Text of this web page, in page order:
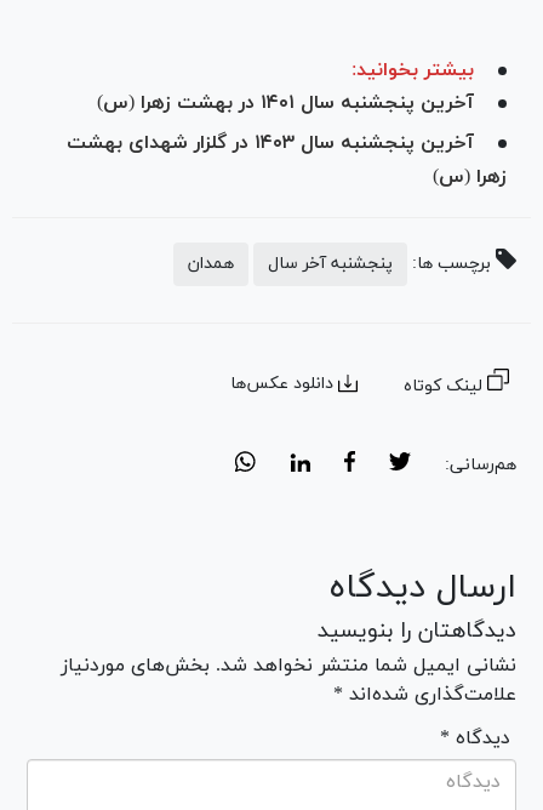
بیشتر بخوانید:
آخرین پنجشنبه سال ۱۴۰۱ در بهشت زهرا (س)
آخرین پنجشنبه سال ۱۴۰۳ در گلزار شهدای بهشت
زهرا (س)
برچسب ها: پنجشنبه آخر سال همدان
لینک کوتاه دانلود عکس‌ها
هم‌رسانی:
ارسال دیدگاه
دیدگاهتان را بنویسید
نشانی ایمیل شما منتشر نخواهد شد. بخش‌های موردنیاز
علامت‌گذاری شده‌اند *
* دیدگاه